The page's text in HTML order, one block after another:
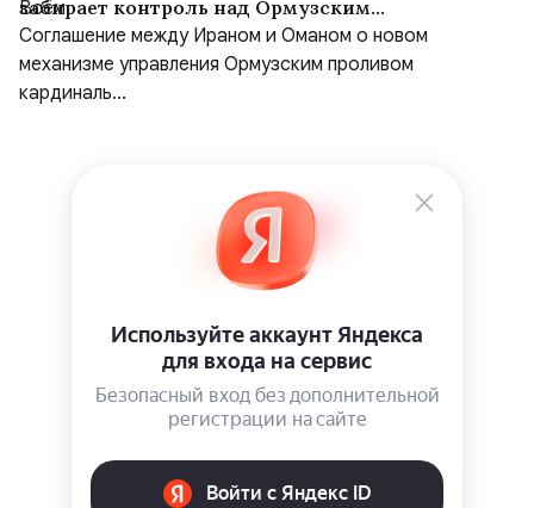
забирает контроль над Ормузским
проливом
Соглашение между Ираном и Оманом о новом
механизме управления Ормузским проливом
кардиналь...